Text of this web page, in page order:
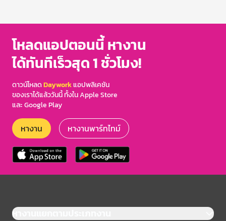
โหลดแอปตอนนี้ หางาน
ได้ทันทีเร็วสุด 1 ชั่วโมง!
ดาวน์โหลดDayworkแอปพลิเคชัน
ของเราได้แล้ววันนี้ ทั้งใน Apple Store
และ Google Play
หางาน หางานพาร์ทไทม์
หางานแยกตามประเภทงาน